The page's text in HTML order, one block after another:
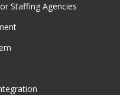
Staffing Agencies